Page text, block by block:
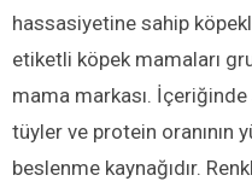
hassasiyetine sahip
etiketli köpek mamaları
mama markası.
tüyler ve protein oranının
beslenme kaynağıdır.